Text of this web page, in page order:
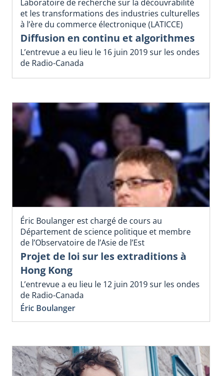
Laboratoire de recherche sur la découvrabilité
et les transformations des industries culturelles
à l’ère du commerce électronique (LATICCE)
Diffusion en continu et algorithmes
L’entrevue a eu lieu le 16 juin 2019 sur les ondes
de Radio-Canada
Éric Boulanger est chargé de cours au
Département de science politique et membre
de l’Observatoire de l’Asie de l’Est
Projet de loi sur les extraditions à
Hong Kong
L’entrevue a eu lieu le 12 juin 2019 sur les ondes
de Radio-Canada
Éric Boulanger